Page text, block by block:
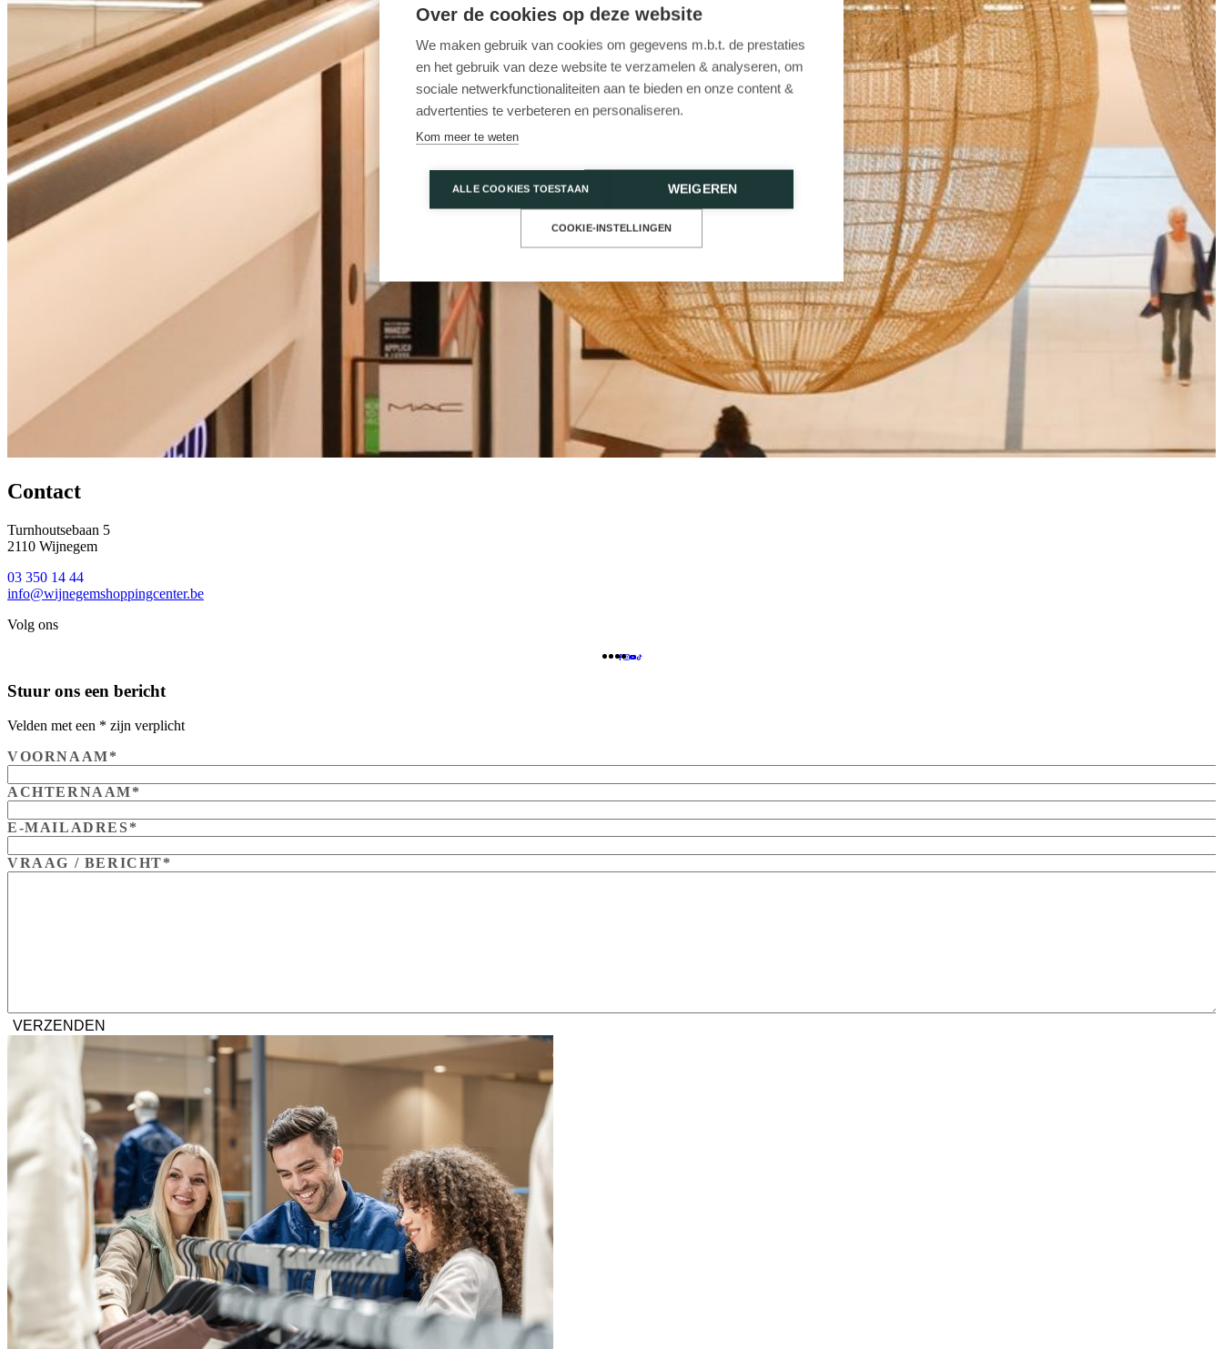
Contact
Turnhoutsebaan 5
2110 Wijnegem
03 350 14 44
info@wijnegemshoppingcenter.be
Volg ons
Stuur ons een bericht
Velden met een * zijn verplicht
VOORNAAM*
ACHTERNAAM*
E-MAILADRES*
VRAAG / BERICHT*
Over de cookies op deze website
We maken gebruik van cookies om gegevens m.b.t. de prestaties
en het gebruik van deze website te verzamelen & analyseren, om
sociale netwerkfunctionaliteiten aan te bieden en onze content &
advertenties te verbeteren en personaliseren.
Kom meer te weten
ALLE COOKIES TOESTAAN WEIGEREN
COOKIE-INSTELLINGEN